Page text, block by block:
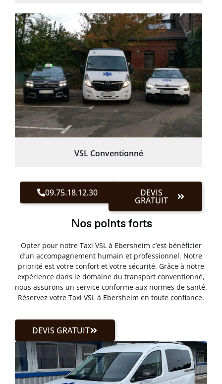
VSL Conventionné
09.75.18.12.30 DEVIS
GRATUIT
Nos points forts
Opter pour notre Taxi VSL à Ebersheim c’est bénéficier
d’un accompagnement humain et professionnel. Notre
priorité est votre confort et votre sécurité. Grâce à notre
expérience dans le domaine du transport conventionné,
nous assurons un service conforme aux normes de santé.
Réservez votre Taxi VSL à Ebersheim en toute confiance.
DEVIS GRATUIT